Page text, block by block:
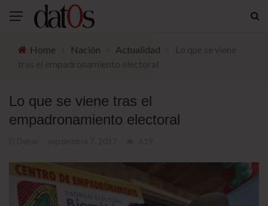
Home Nación Actualidad
Lo que se viene tras el
empadronamiento electoral